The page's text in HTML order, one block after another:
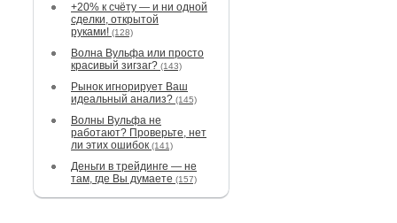
+20% к счёту — и ни одной
сделки, открытой
руками! (128)
Волна Вульфа или просто
красивый зигзаг? (143)
Рынок игнорирует Ваш
идеальный анализ? (145)
Волны Вульфа не
работают? Проверьте, нет
ли этих ошибок (141)
Деньги в трейдинге — не
там, где Вы думаете (157)